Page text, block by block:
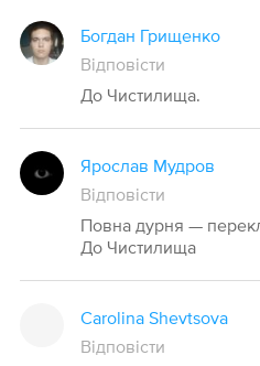
Богдан Грищенко
Відповісти
До Чистилища.
Ярослав Мудров
Відповісти
Повна дурня —
До Чистилища
Carolina Shevtsova
Відповісти